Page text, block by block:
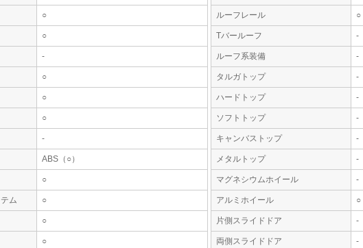
○
○
-
○
○
○
-
ABS（○）
○
ム ○
○
○
ルーフレール ○
Tバールーフ -
ルーフ系装備 -
タルガトップ -
ハードトップ -
ソフトトップ -
キャンバストップ -
メタルトップ -
マグネシウムホイール -
アルミホイール ○
片側スライドドア -
両側スライドドア -